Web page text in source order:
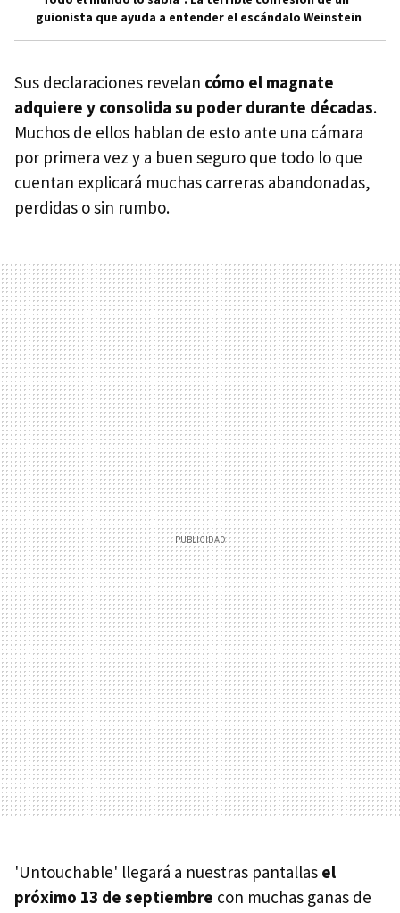
guionista que ayuda a entender el escándalo Weinstein
Sus declaraciones revelan cómo el magnate
adquiere y consolida su poder durante décadas.
Muchos de ellos hablan de esto ante una cámara
por primera vez y a buen seguro que todo lo que
cuentan explicará muchas carreras abandonadas,
perdidas o sin rumbo.
'Untouchable' llegará a nuestras pantallas el
próximo 13 de septiembre con muchas ganas de